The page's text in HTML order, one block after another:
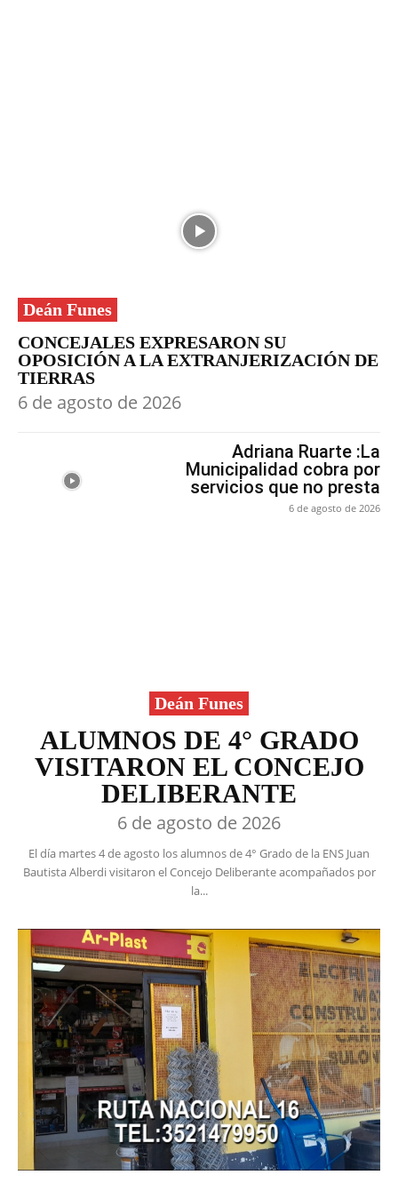
Deán Funes
CONCEJALES EXPRESARON SU
OPOSICIÓN A LA EXTRANJERIZACIÓN DE
TIERRAS
6 de agosto de 2026
Adriana Ruarte :La
Municipalidad cobra por
servicios que no presta
6 de agosto de 2026
Deán Funes
ALUMNOS DE 4° GRADO
VISITARON EL CONCEJO
DELIBERANTE
6 de agosto de 2026
El día martes 4 de agosto los alumnos de 4° Grado de la ENS Juan
Bautista Alberdi visitaron el Concejo Deliberante acompañados por
la...